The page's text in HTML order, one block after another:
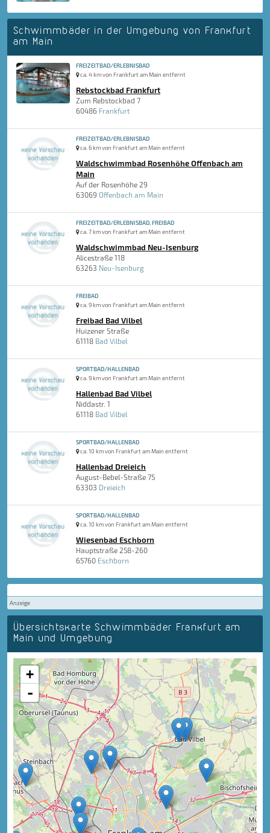
Schwimmbäder in der Umgebung von Frankfurt
am Main
FREIZEITBAD/ERLEBNISBAD
ca. 4 km von Frankfurt am Main entfernt
Rebstockbad Frankfurt
Zum Rebstockbad 7
60486 Frankfurt
FREIZEITBAD/ERLEBNISBAD
ca. 6 km von Frankfurt am Main entfernt
Waldschwimmbad Rosenhöhe Offenbach am
Main
Auf der Rosenhöhe 29
63069 Offenbach am Main
FREIZEITBAD/ERLEBNISBAD, FREIBAD
ca. 7 km von Frankfurt am Main entfernt
Waldschwimmbad Neu-Isenburg
Alicestraße 118
63263 Neu-Isenburg
FREIBAD
ca. 9 km von Frankfurt am Main entfernt
Freibad Bad Vilbel
Huizener Straße
61118 Bad Vilbel
SPORTBAD/HALLENBAD
ca. 9 km von Frankfurt am Main entfernt
Hallenbad Bad Vilbel
Niddastr. 1
61118 Bad Vilbel
SPORTBAD/HALLENBAD
ca. 10 km von Frankfurt am Main entfernt
Hallenbad Dreieich
August-Bebel-Straße 75
63303 Dreieich
SPORTBAD/HALLENBAD
ca. 10 km von Frankfurt am Main entfernt
Wiesenbad Eschborn
Hauptstraße 258-260
65760 Eschborn
Anzeige
Übersichtskarte Schwimmbäder Frankfurt am
Main und Umgebung
+
-